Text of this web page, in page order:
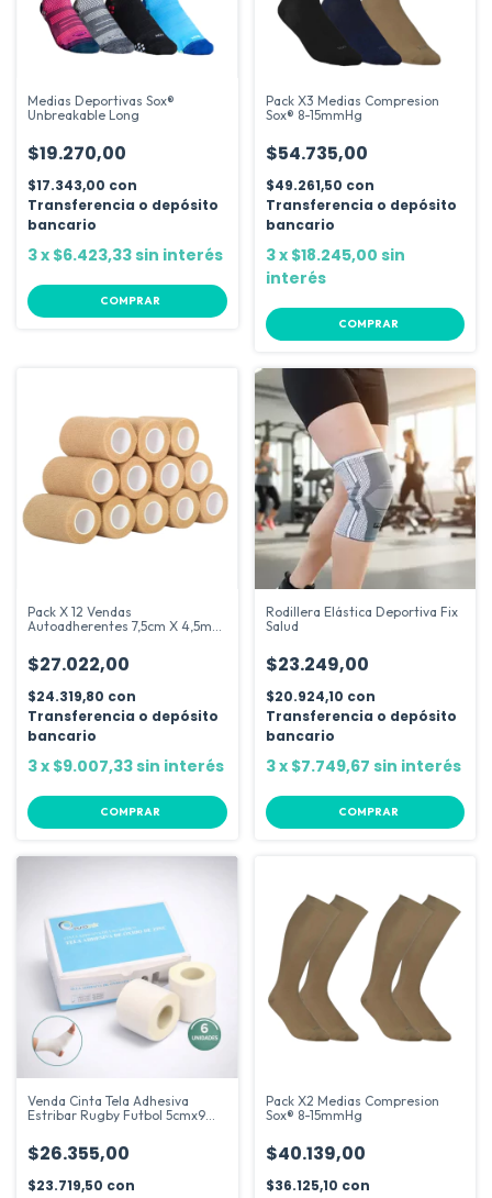
Medias Deportivas Sox®
Unbreakable Long
$19.270,00
$17.343,00 con
Transferencia o depósito
bancario
3x $6.423,33sin interés
COMPRAR
Pack X3 Medias Compresion
Sox® 8-15mmHg
$54.735,00
$49.261,50 con
Transferencia o depósito
bancario
3x $18.245,00 sin
interés
COMPRAR
Pack X 12 Vendas
Autoadherentes 7,5cm X 4,5m
$27.022,00
$24.319,80 con
Transferencia o depósito
bancario
3x $9.007,33sin interés
COMPRAR
Rodillera Elástica Deportiva Fix
Salud
$23.249,00
$20.924,10 con
Transferencia o depósito
bancario
3x $7.749,67 sin interés
COMPRAR
Venda Cinta Tela Adhesiva
Estribar Rugby Futbol 5cmx9m
$26.355,00
$23.719,50 con
Pack X2 Medias Compresion
Sox® 8-15mmHg
$40.139,00
$36.125,10 con